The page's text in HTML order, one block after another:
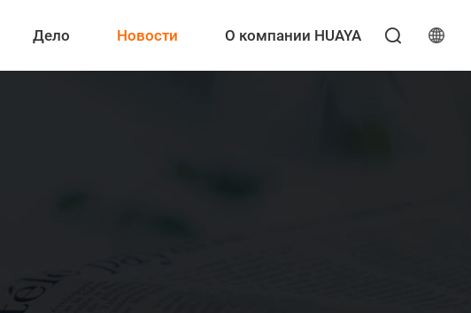
Дело Новости О компании HUAYA 